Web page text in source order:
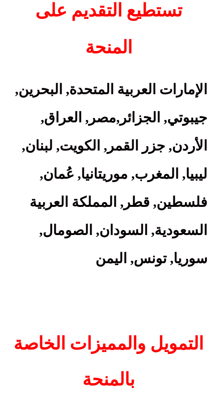
تستطيع التقديم على
المنحة
الإمارات العربية المتحدة, البحرين,
جيبوتي, الجزائر,مصر, العراق,
الأردن, جزر القمر, الكويت, لبنان,
ليبيا, المغرب, موريتانيا, عُمان,
فلسطين, قطر, المملكة العربية
السعودية, السودان, الصومال,
سوريا, تونس, اليمن
التمويل والمميزات الخاصة
بالمنحة